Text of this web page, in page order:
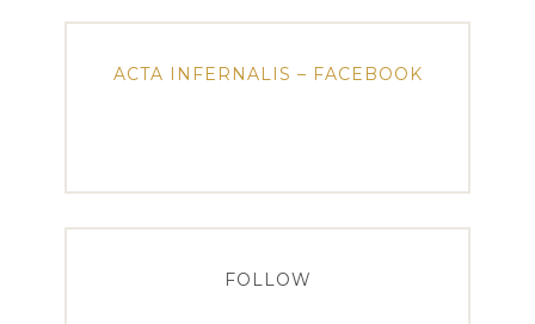
ACTA INFERNALIS – FACEBOOK
FOLLOW